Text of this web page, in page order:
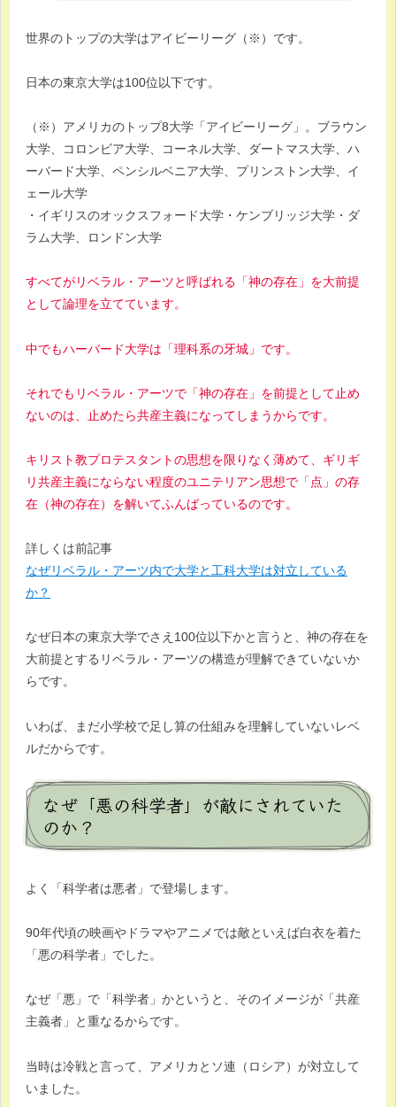
世界のトップの大学はアイビーリーグ（※）です。
日本の東京大学は100位以下です。
（※）アメリカのトップ8大学「アイビーリーグ」。ブラウン
大学、コロンビア大学、コーネル大学、ダートマス大学、ハ
ーバード大学、ペンシルベニア大学、プリンストン大学、イ
ェール大学
・イギリスのオックスフォード大学・ケンブリッジ大学・ダ
ラム大学、ロンドン大学
すべてがリベラル・アーツと呼ばれる「神の存在」を大前提
として論理を立てています。
中でもハーバード大学は「理科系の牙城」です。
それでもリベラル・アーツで「神の存在」を前提として止め
ないのは、止めたら共産主義になってしまうからです。
キリスト教プロテスタントの思想を限りなく薄めて、ギリギ
リ共産主義にならない程度のユニテリアン思想で「点」の存
在（神の存在）を解いてふんばっているのです。
詳しくは前記事
なぜリベラル・アーツ内で大学と工科大学は対立している
か？
なぜ日本の東京大学でさえ100位以下かと言うと、神の存在を
大前提とするリベラル・アーツの構造が理解できていないか
らです。
いわば、まだ小学校で足し算の仕組みを理解していないレベ
ルだからです。
なぜ「悪の科学者」が敵にされていた
のか？
よく「科学者は悪者」で登場します。
90年代頃の映画やドラマやアニメでは敵といえば白衣を着た
「悪の科学者」でした。
なぜ「悪」で「科学者」かというと、そのイメージが「共産
主義者」と重なるからです。
当時は冷戦と言って、アメリカとソ連（ロシア）が対立して
いました。